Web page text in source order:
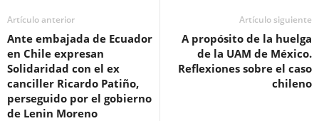
Artículo anterior
Ante embajada de Ecuador
en Chile expresan
Solidaridad con el ex
canciller Ricardo Patiño,
perseguido por el gobierno
de Lenin Moreno
Artículo siguiente
A propósito de la huelga
de la UAM de México.
Reflexiones sobre el caso
chileno